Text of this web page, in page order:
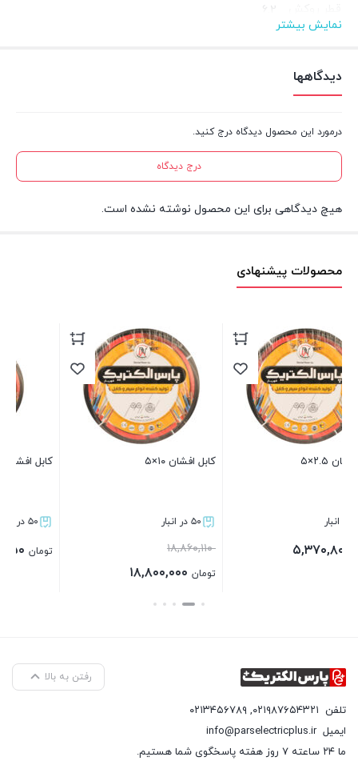
۶.۲
جنس هادی
آنالیز ۰.۱۸۵×۲۴
جنس عایق پی‌وی‌سی(PVC)
نمایش بیشتر
دیدگاهها
درمورد این محصول دیدگاه درج کنید.
درج دیدگاه
هیچ دیدگاهی برای این محصول نوشته نشده است.
محصولات پیشنهادی
کابل افشان ۱۰×۵
۱۸,۸۶۰,۱۱۰
کابل افشان ۱۰×۳
رفتن به بالا
تلفن ۰۲۱۹۸۷۶۵۴۳۲۱, ۰۲۱۳۴۵۶۷۸۹
ایمیلinfo@parselectricplus.ir
ما ۲۴ ساعته ۷ روز هفته پاسخگوی شما هستیم.